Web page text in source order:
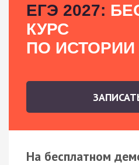
ЕГЭ 2027:
КУРС
ПО ИСТОРИИ
На бесплатном